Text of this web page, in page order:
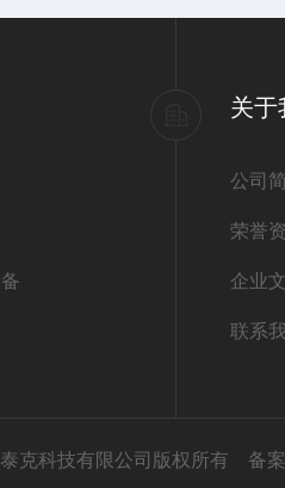
关于
公司
荣誉
企业
联系
克科技有限公司版权所有 备